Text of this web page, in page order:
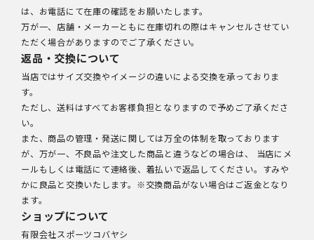
は、お電話にて在庫の確認をお願いたします。
万が一、店舗・メーカーともに在庫切れの際はキャンセルさせてい
ただく場合がありますのでご了承ください。
返品・交換について
当店ではサイズ交換やイメージの違いによる交換を承っておりま
す。
ただし、送料はすべてお客様負担となりますので予めご了承くださ
い。
また、商品の管理・発送に関しては万全の体制を取っております
が、万が一、不良品や注文した商品と違うなどの場合は、 当店にメ
ールもしくは電話にて連絡後、着払いで返品してください。すみや
かに良品と交換いたします。※交換商品がない場合はご返金となり
ます。
ショップについて
有限会社スポーツコバヤシ